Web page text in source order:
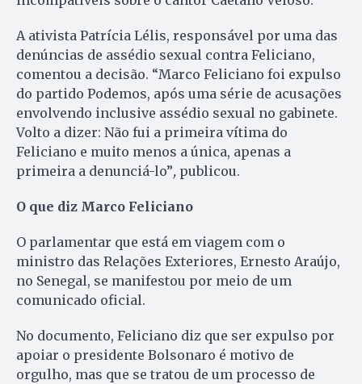
A ativista Patrícia Lélis, responsável por uma das
denúncias de assédio sexual contra Feliciano,
comentou a decisão. “Marco Feliciano foi expulso
do partido Podemos, após uma série de acusações
envolvendo inclusive assédio sexual no gabinete.
Volto a dizer: Não fui a primeira vítima do
Feliciano e muito menos a única, apenas a
primeira a denunciá-lo”, publicou.
O que diz Marco Feliciano
O parlamentar que está em viagem com o
ministro das Relações Exteriores, Ernesto Araújo,
no Senegal, se manifestou por meio de um
comunicado oficial.
No documento, Feliciano diz que ser expulso por
apoiar o presidente Bolsonaro é motivo de
orgulho, mas que se tratou de um processo de